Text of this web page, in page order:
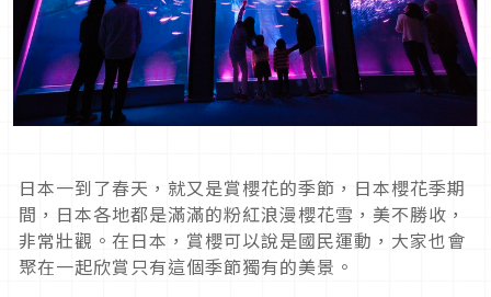
日本一到了春天，就又是賞櫻花的季節，日本櫻花季期
間，日本各地都是滿滿的粉紅浪漫櫻花雪，美不勝收，
非常壯觀。在日本，賞櫻可以說是國民運動，大家也會
聚在一起欣賞只有這個季節獨有的美景。